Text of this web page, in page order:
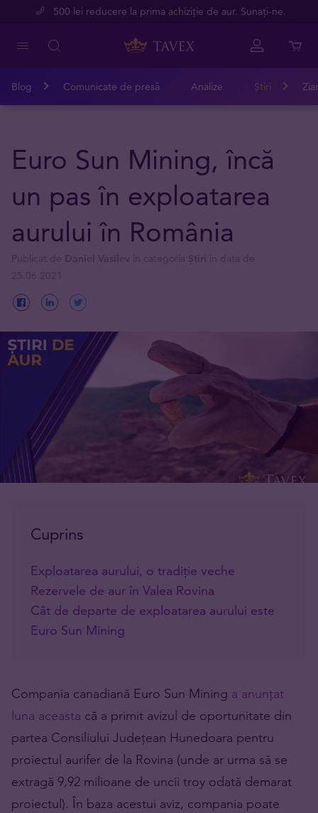
500 lei reducere la prima achiziție de aur. Sunați-ne.
Blog Comunicate de presă Analize Știri
Euro Sun Mining, încă
un pas în exploatarea
aurului în România
Cuprins
Exploatarea aurului, o tradiție veche
Rezervele de aur în Valea Rovina
Cât de departe de exploatarea aurului este
Euro Sun Mining
Compania canadiană Euro Sun Mining a anunțat
luna aceasta că a primit avizul de oportunitate din
partea Consiliului Județean Hunedoara pentru
proiectul aurifer de la Rovina (unde ar urma să se
extragă 9,92 milioane de uncii troy odată demarat
proiectul). În baza acestui aviz, compania poate